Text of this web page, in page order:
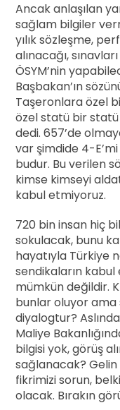
Ancak anlaşılan
sağlam bilgiler
yılık sözleşme,
alınacağı,
ÖSYM’nin
Başbakan’ın
Taşeronlara özel
özel statü bir statü
dedi. 657’de
var şimdide 4-
budur. Bu verilen
kimse kimseyi
kabul etmiyoruz.
720 bin insan hiç
sokulacak, bunu
hayatıyla Türkiye
sendikaların kabul
mümkün değildir.
bunlar oluyor ama
diyalogtur?
Maliye
bilgisi yok, görüş
sağlanacak? Gelin
fikrimizi sorun,
olacak. Bırakın